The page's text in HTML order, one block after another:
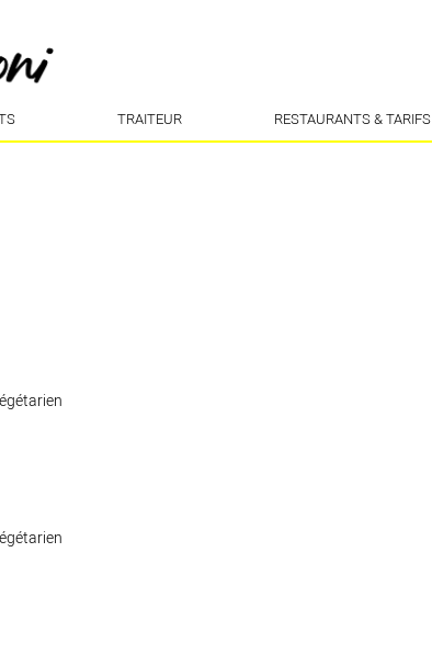
TRAITEUR RESTAURANTS & TARIFS